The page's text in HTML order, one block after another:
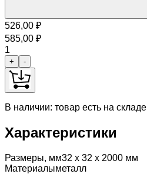
526,00 ₽
585,00 ₽
1
+ -
В наличии: товар есть на складе
Характеристики
Размеры, мм32 x 32 x 2000 мм
Материалыметалл